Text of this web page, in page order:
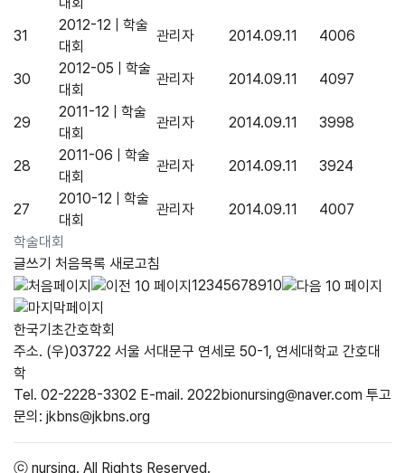
학술대회
31
2012-12 | 학술
대회
관리자 2014.09.11 4006
30
2012-05 | 학술
대회
관리자 2014.09.11 4097
29
2011-12 | 학술
대회
관리자 2014.09.11 3998
28
2011-06 | 학술
대회
관리자 2014.09.11 3924
27
2010-12 | 학술
대회
관리자 2014.09.11 4007
글쓰기 처음목록 새로고침
12345678910
한국기초간호학회
주소. (우)03722 서울 서대문구 연세로 50-1, 연세대학교 간호대
학
Tel. 02-2228-3302 E-mail. 2022bionursing@naver.com 투고
문의: jkbns@jkbns.org
ⓒ nursing. All Rights Reserved.